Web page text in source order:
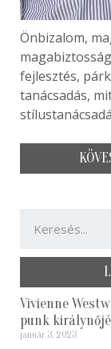
Önbizalom,
fejlesztés,
tanácsadás,
Vivienne
punk
január 3, 2023